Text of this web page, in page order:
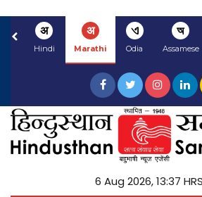
अ
Hindi
अ
Marathi
ଏ
Odia
অ
Assamese
6 Aug 2026, 13:37